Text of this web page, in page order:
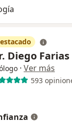
Diego Farias
· Ver más
593